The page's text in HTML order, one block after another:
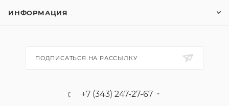
ИНФОРМАЦИЯ
ПОДПИСАТЬСЯ НА РАССЫЛКУ
+7 (343) 247-27-67